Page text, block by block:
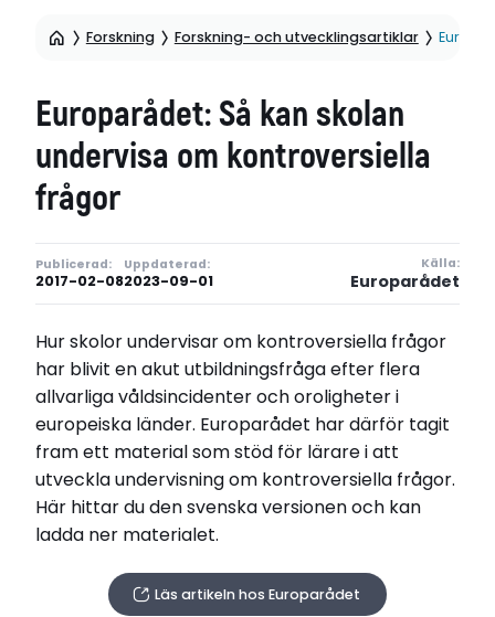
Forskning Forskning- och utvecklingsartiklar
Europarådet: Så kan skolan
undervisa om kontroversiella
frågor
Publicerad:
2017-02-08
Uppdaterad:
2023-09-01
Källa:
Europarådet
Hur skolor undervisar om kontroversiella frågor
har blivit en akut utbildningsfråga efter flera
allvarliga våldsincidenter och oroligheter i
europeiska länder. Europarådet har därför tagit
fram ett material som stöd för lärare i att
utveckla undervisning om kontroversiella frågor.
Här hittar du den svenska versionen och kan
ladda ner materialet.
Läs artikeln hos Europarådet